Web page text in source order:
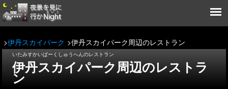
伊丹スカイパーク 伊丹スカイパーク周辺のレストラン
いたみすかいぱーくしゅうへんのレストラン
伊丹スカイパーク周辺のレストラ
ン